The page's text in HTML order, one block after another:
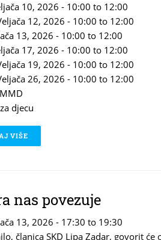
10, 2026 - 10:00 to 12:00
12, 2026 - 10:00 to 12:00
13, 2026 - 10:00 to 12:00
17, 2026 - 10:00 to 12:00
19, 2026 - 10:00 to 12:00
26, 2026 - 10:00 to 12:00
MMD
djecu
VIŠE
nas povezuje
13, 2026 - 17:30 to 19:30
članica SKD Lipa Zadar, govorit